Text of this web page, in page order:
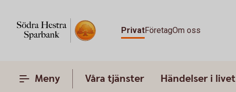
PrivatFöretagOm oss
Meny Våra tjänster Händelser i livet